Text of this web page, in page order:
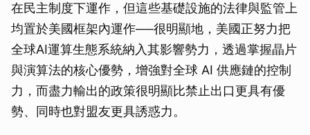
在民主制度下運作，但這些基礎設施的法律與監管上
均置於美國框架內運作──很明顯地，美國正努力把
全球AI運算生態系統納入其影響勢力，透過掌握晶片
與演算法的核心優勢，增強對全球 AI 供應鏈的控制
力，而盡力輸出的政策很明顯比禁止出口更具有優
勢、同時也對盟友更具誘惑力。